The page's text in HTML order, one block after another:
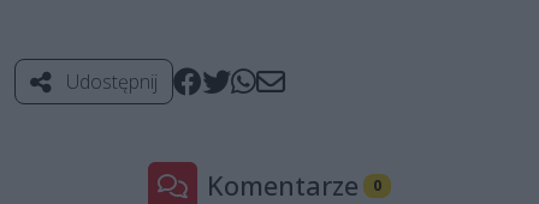
Udostępnij
Komentarze 0